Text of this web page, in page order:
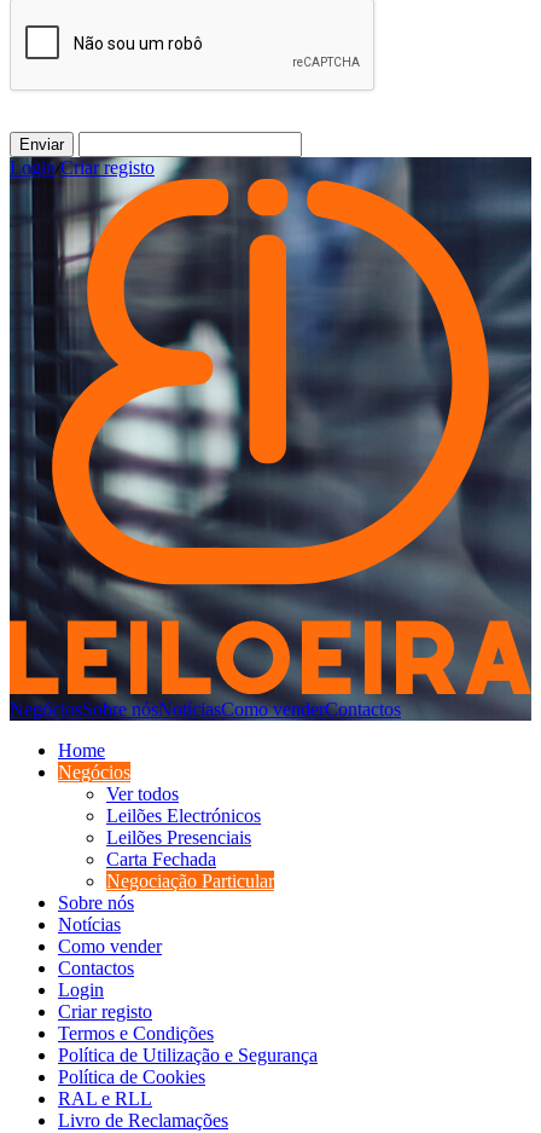
Enviar
Login/Criar registo
NegóciosSobre nósNotíciasComo venderContactos
Home
Negócios
Ver todos
Leilões Electrónicos
Leilões Presenciais
Carta Fechada
Negociação Particular
Sobre nós
Notícias
Como vender
Contactos
Login
Criar registo
Termos e Condições
Política de Utilização e Segurança
Política de Cookies
RAL e RLL
Livro de Reclamações